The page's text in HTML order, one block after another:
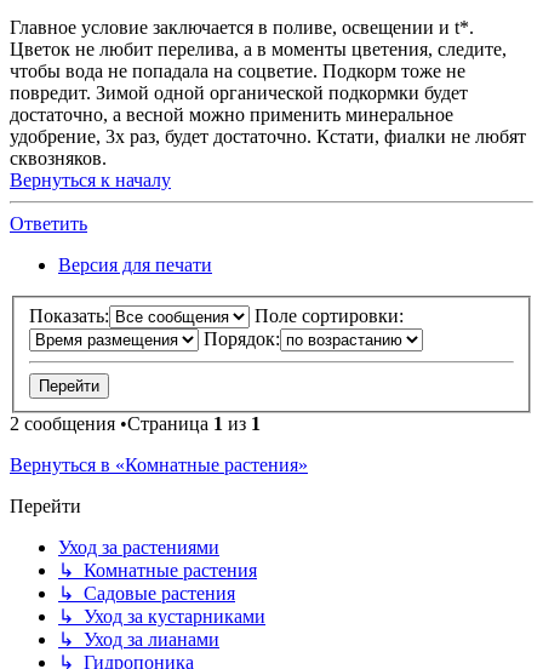
Главное условие заключается в поливе, освещении и t*.
Цветок не любит перелива, а в моменты цветения, следите,
чтобы вода не попадала на соцветие. Подкорм тоже не
повредит. Зимой одной органической подкормки будет
достаточно, а весной можно применить минеральное
удобрение, 3х раз, будет достаточно. Кстати, фиалки не любят
сквозняков.
Вернуться к началу
Ответить
Версия для печати
Показать:
Поле сортировки:
Порядок:
2 сообщения •Страница 1 из 1
Вернуться в «Комнатные растения»
Перейти
Уход за растениями
↳ Комнатные растения
↳ Садовые растения
↳ Уход за кустарниками
↳ Уход за лианами
↳ Гидропоника